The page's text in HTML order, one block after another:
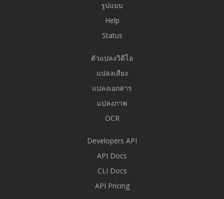
รูปแบบ
Help
Status
ตัวแปลงวิดีโอ
แปลงเสียง
แปลงเอกสาร
แปลงภาพ
OCR
Developers API
API Docs
CLI Docs
API Pricing